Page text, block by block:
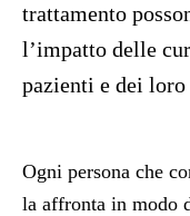
trattamento
l’impatto delle
pazienti e dei loro
Ogni persona che
la affronta in modo